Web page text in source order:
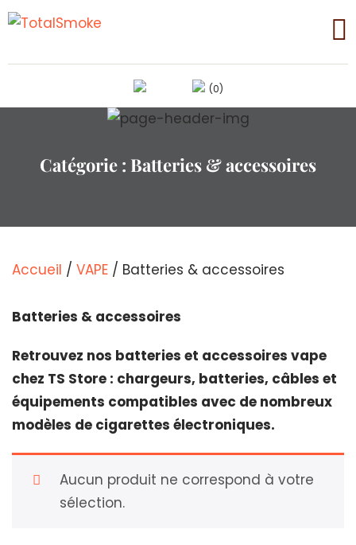
(0)
Catégorie : Batteries & accessoires
Accueil / VAPE / Batteries & accessoires
Batteries & accessoires
Retrouvez nos batteries et accessoires vape
chez TS Store : chargeurs, batteries, câbles et
équipements compatibles avec de nombreux
modèles de cigarettes électroniques.
Aucun produit ne correspond à votre
sélection.